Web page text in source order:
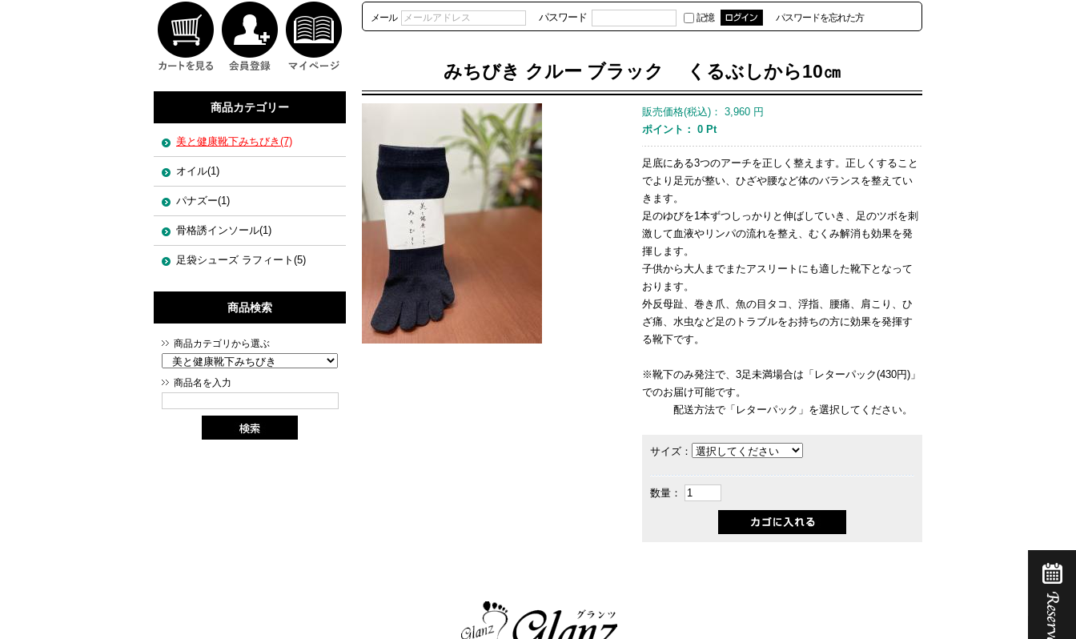
商品カテゴリー
美と健康靴下みちびき(7)
オイル(1)
パナズー(1)
骨格誘インソール(1)
足袋シューズ ラフィート(5)
商品検索
商品カテゴリから選ぶ
商品名を入力
メール パスワード 記憶 パスワードを忘れた方
みちびき クルー ブラック くるぶしから10㎝
販売価格(税込)： 3,960 円
ポイント： 0 Pt
足底にある3つのアーチを正しく整えます。正しくすること
でより足元が整い、ひざや腰など体のバランスを整えてい
きます。
足のゆびを1本ずつしっかりと伸ばしていき、足のツボを刺
激して血液やリンパの流れを整え、むくみ解消も効果を発
揮します。
子供から大人までまたアスリートにも適した靴下となって
おります。
外反母趾、巻き爪、魚の目タコ、浮指、腰痛、肩こり、ひ
ざ痛、水虫など足のトラブルをお持ちの方に効果を発揮す
る靴下です。
※靴下のみ発注で、3足未満場合は「レターパック(430円)」
でのお届け可能です。
配送方法で「レターパック」を選択してください。
サイズ：
数量：